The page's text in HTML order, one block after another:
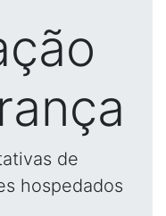
de
hospedados